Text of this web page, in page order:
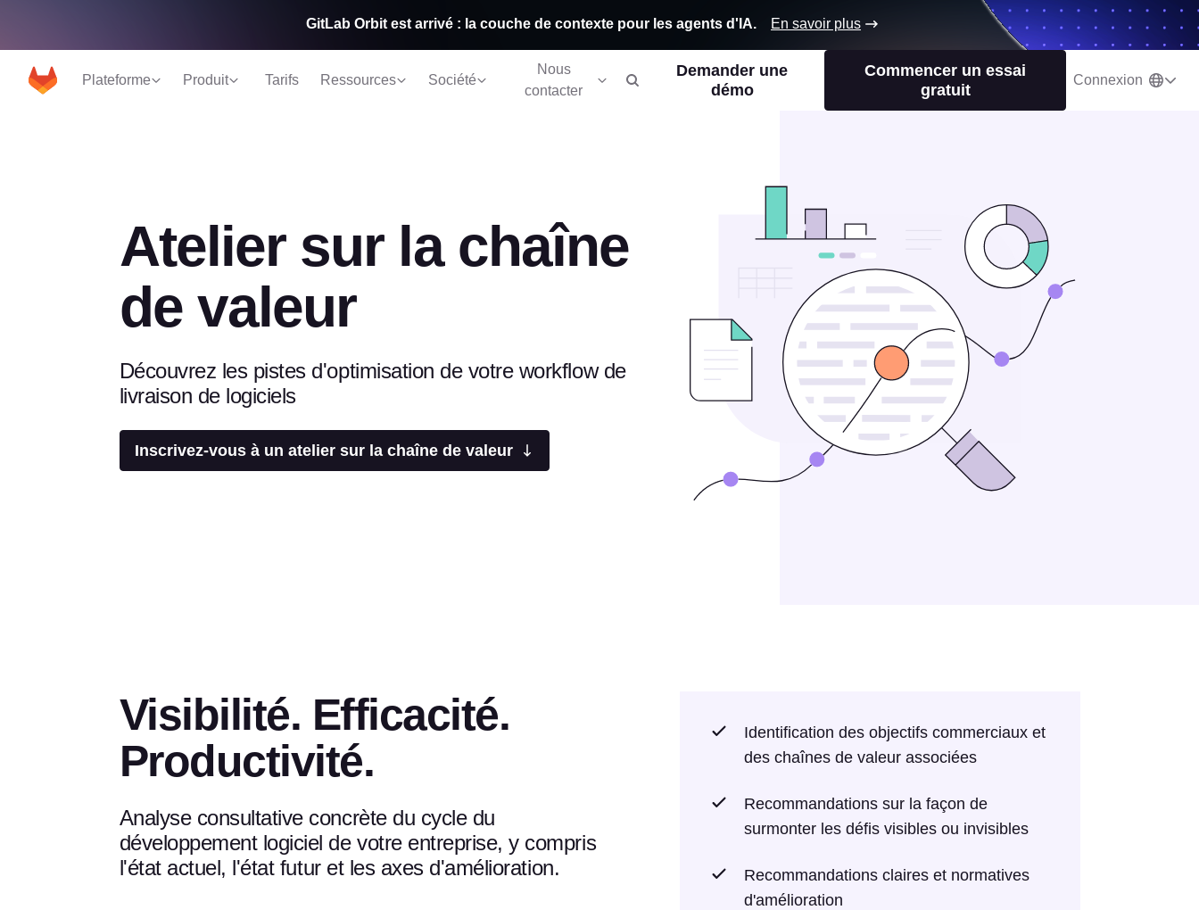
Plateforme Produit Tarifs Ressources Société
Nous
contacter
Demander une
démo
Commencer un essai
gratuit
Connexion
GitLab Orbit est arrivé : la couche de contexte pour les agents d'IA. En savoir plus
Atelier sur la chaîne
de valeur
Découvrez les pistes d'optimisation de votre workflow de
livraison de logiciels
Inscrivez-vous à un atelier sur la chaîne de valeur
Visibilité. Efficacité.
Productivité.
Analyse consultative concrète du cycle du
développement logiciel de votre entreprise, y compris
l'état actuel, l'état futur et les axes d'amélioration.
Identification des objectifs commerciaux et
des chaînes de valeur associées
Recommandations sur la façon de
surmonter les défis visibles ou invisibles
Recommandations claires et normatives
d'amélioration